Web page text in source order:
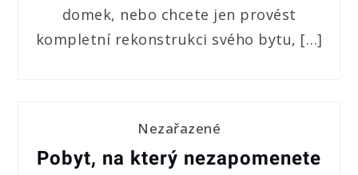
domek, nebo chcete jen provést
kompletní rekonstrukci svého bytu, […]
Nezařazené
Pobyt, na který nezapomenete